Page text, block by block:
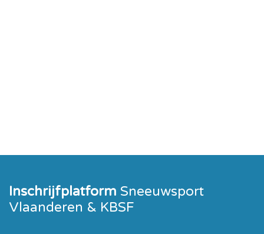
Inschrijfplatform Sneeuwsport
Vlaanderen & KBSF